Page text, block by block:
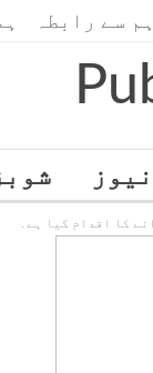
ہم سے رابطہ
کا اقدام کیا ہے۔